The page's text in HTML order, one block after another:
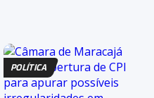
POLÍTICA